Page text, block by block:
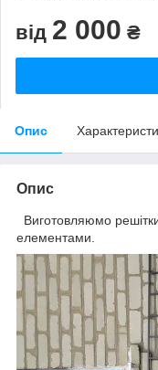
від 2 000 ₴
Опис
Опис
Виготовляюмо
елементами.